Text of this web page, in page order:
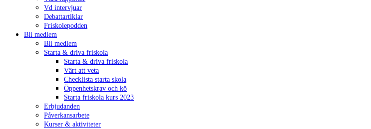
Vd intervjuar
Debattartiklar
Friskolepodden
Bli medlem
Bli medlem
Starta & driva friskola
Starta & driva friskola
Värt att veta
Checklista starta skola
Öppenhetskrav och kö
Starta friskola kurs 2023
Erbjudanden
Påverkansarbete
Kurser & aktiviteter